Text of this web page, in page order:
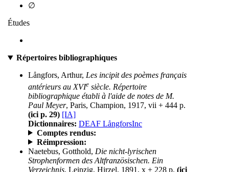
∅
Études
Répertoires bibliographiques
Långfors, Arthur, Les incipit des poèmes français
antérieurs au XVIe siècle. Répertoire
bibliographique établi à l'aide de notes de M.
Paul Meyer, Paris, Champion, 1917, vii + 444 p.
(ici p. 29) [IA]
Dictionnaires: DEAF LångforsInc
Comptes rendus:
Réimpression:
Naetebus, Gotthold, Die nicht-lyrischen
Strophenformen des Altfranzösischen. Ein
Verzeichnis, Leipzig, Hirzel, 1891, x + 228 p. (ici